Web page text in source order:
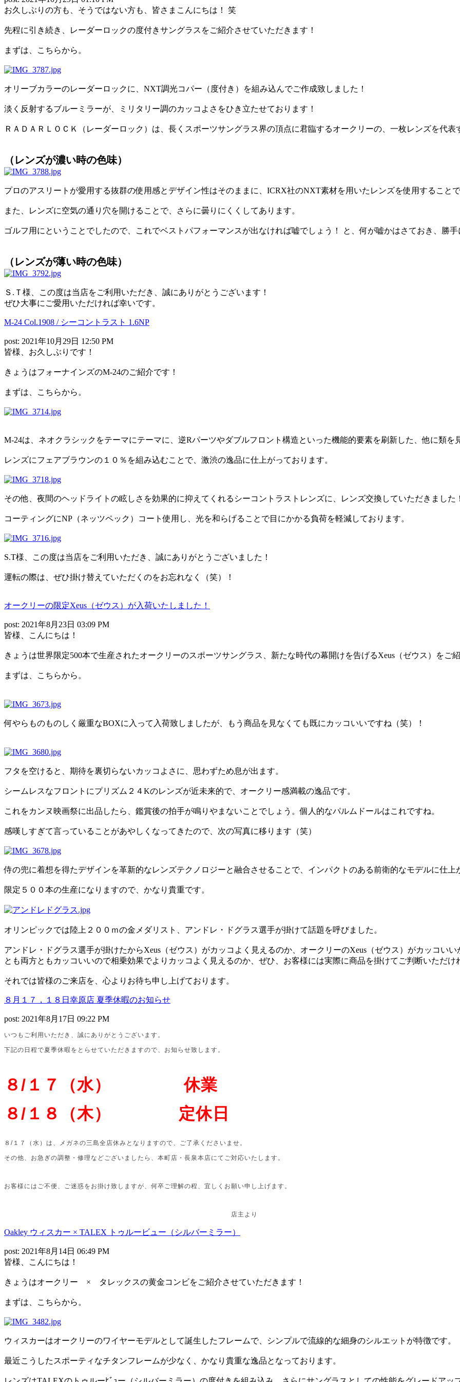
お久しぶりの方も、そうではない方も、皆さまこんにちは！ 笑
先程に引き続き、レーダーロックの度付きサングラスをご紹介させていただきます！
まずは、こちらから。
オリーブカラーのレーダーロックに、NXT調光コパー（度付き）を組み込んでご作成致しました！
淡く反射するブルーミラーが、ミリタリー調のカッコよさをひき立たせております！
ＲＡＤＡＲＬＯＣＫ（レーダーロック）は、長くスポーツサングラス界の頂点に君臨するオークリーの、一枚レンズを代表
（レンズが濃い時の色味）
プロのアスリートが愛用する抜群の使用感とデザイン性はそのままに、ICRX社のNXT素材を用いたレンズを使用すること
また、レンズに空気の通り穴を開けることで、さらに曇りにくくしてあります。
ゴルフ用にということでしたので、これでベストパフォーマンスが出なければ嘘でしょう！ と、何が嘘かはさておき、勝手
（レンズが薄い時の色味）
Ｓ.Ｔ様、この度は当店をご利用いただき、誠にありがとうございます！
ぜひ大事にご愛用いただければ幸いです。
M-24 Col.1908 / シーコントラスト 1.6NP
post: 2021年10月29日 12:50 PM
皆様、お久しぶりです！
きょうはフォーナインズのM-24のご紹介です！
まずは、こちらから。
M-24は、ネオクラシックをテーマにテーマに、逆Rパーツやダブルフロント構造といった機能的要素を刷新した、他に類を
レンズにフェアブラウンの１０％を組み込むことで、激渋の逸品に仕上がっております。
その他、夜間のヘッドライトの眩しさを効果的に抑えてくれるシーコントラストレンズに、レンズ交換していただきました！
コーティングにNP（ネッツペック）コート使用し、光を和らげることで目にかかる負荷を軽減しております。
S.T様、この度は当店をご利用いただき、誠にありがとうございました！
運転の際は、ぜひ掛け替えていただくのをお忘れなく（笑）！
オークリーの限定Xeus（ゼウス）が入荷いたしました！
post: 2021年8月23日 03:09 PM
皆様、こんにちは！
きょうは世界限定500本で生産されたオークリーのスポーツサングラス、新たな時代の幕開けを告げるXeus（ゼウス）をご
まずは、こちらから。
何やらものものしく厳重なBOXに入って入荷致しましたが、もう商品を見なくても既にカッコいいですね（笑）！
フタを空けると、期待を裏切らないカッコよさに、思わずため息が出ます。
シームレスなフロントにプリズム２４Kのレンズが近未来的で、オークリー感満載の逸品です。
これをカンヌ映画祭に出品したら、鑑賞後の拍手が鳴りやまないことでしょう。個人的なパルムドールはこれですね。
感嘆しすぎて言っていることがあやしくなってきたので、次の写真に移ります（笑）
侍の兜に着想を得たデザインを革新的なレンズテクノロジーと融合させることで、インパクトのある前衛的なモデルに仕上
限定５００本の生産になりますので、かなり貴重です。
オリンピックでは陸上２００ｍの金メダリスト、アンドレ・ドグラス選手が掛けて話題を呼びました。
アンドレ・ドグラス選手が掛けたからXeus（ゼウス）がカッコよく見えるのか、オークリーのXeus（ゼウス）がカッコい
とも両方ともカッコいいので相乗効果でよりカッコよく見えるのか、ぜひ、お客様には実際に商品を掛けてご判断いただけ
それでは皆様のご来店を、心よりお待ち申し上げております。
８月１７，１８日幸原店 夏季休暇のお知らせ
post: 2021年8月17日 09:22 PM
いつもご利用いただき、誠にありがとうございます。
下記の日程で夏季休暇をとらせていただきますので、お知らせ致します。
８/１７（水） 休業
８/１８（木） 定休日
８/１７（水）は、メガネの三島全店休みとなりますので、ご了承くださいませ。
その他、お急ぎの調整・修理などございましたら、本町店・長泉本店にてご対応いたします。
お客様にはご不便、ご迷惑をお掛け致しますが、何卒ご理解の程、宜しくお願い申し上げます。
店主より
Oakley ウィスカー × TALEX トゥルービュー（シルバーミラー）
post: 2021年8月14日 06:49 PM
皆様、こんにちは！
きょうはオークリー × タレックスの黄金コンビをご紹介させていただきます！
まずは、こちらから。
ウィスカーはオークリーのワイヤーモデルとして誕生したフレームで、シンプルで流線的な細身のシルエットが特徴です。
最近こうしたスポーティなチタンフレームが少なく、かなり貴重な逸品となっております。